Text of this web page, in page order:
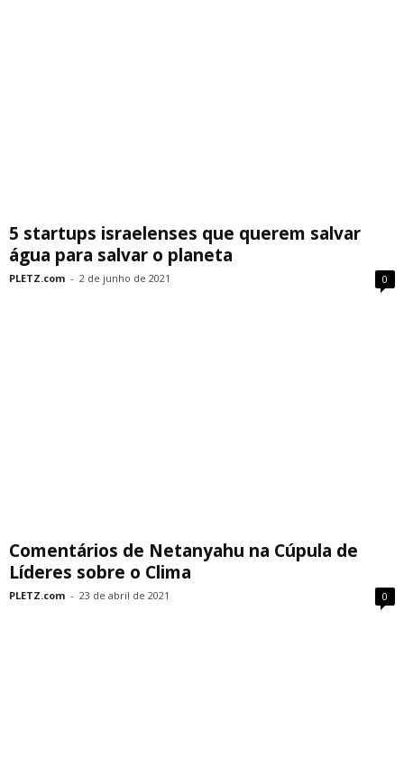
5 startups israelenses que querem salvar
água para salvar o planeta
PLETZ.com - 2 de junho de 2021 0
Comentários de Netanyahu na Cúpula de
Líderes sobre o Clima
PLETZ.com - 23 de abril de 2021 0